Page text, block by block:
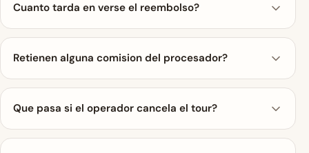
Cuanto tarda en verse el reembolso?
Retienen alguna comision del procesador?
Que pasa si el operador cancela el tour?